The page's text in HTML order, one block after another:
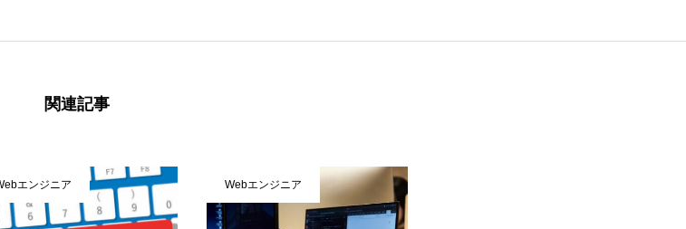
関連記事
エンジニア Webエンジニア